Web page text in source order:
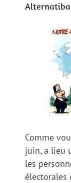
Comme
juin, a lieu
les
électorales